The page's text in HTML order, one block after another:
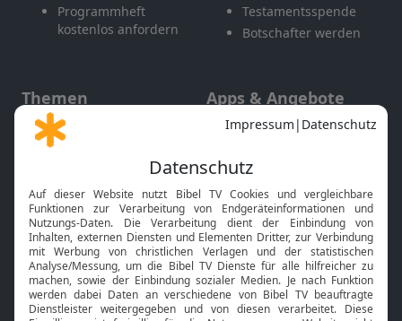
Programmheft
kostenlos anfordern
Testamentsspende
Botschafter werden
Themen
Gott und Bibel erklärt
Neuigkeiten
Apps & Angebote
Mobile App
Smart TV
HbbTV
Bibelthek Online-Bibel
Nächster Gottesdienst